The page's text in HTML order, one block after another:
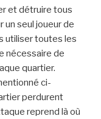
et détruire tous
seul joueur de
utiliser toutes les
nécessaire de
quartier.
ci-
perdurent
reprend là où